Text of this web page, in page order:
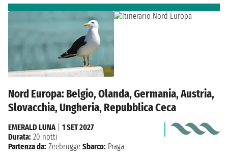
Nord Europa: Belgio, Olanda, Germania, Austria,
Slovacchia, Ungheria, Repubblica Ceca
EMERALD LUNA| 1 SET 2027
Durata: 20 notti
Partenza da: Zeebrugge Sbarco: Praga